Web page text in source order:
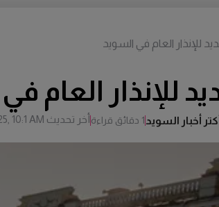
أخبار السويد1 دقائق قراءة أخر تحديث 10:1 AM
للإنذار العام
للإنذار العام في السويد